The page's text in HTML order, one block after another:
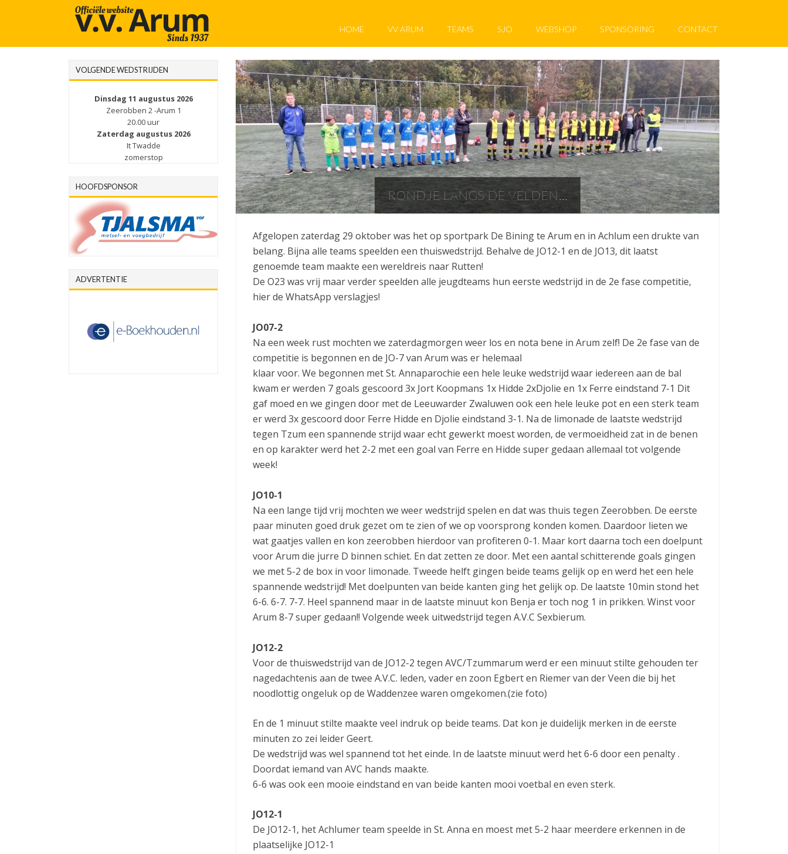
HOME VV ARUM TEAMS SJO WEBSHOP SPONSORING CONTACT
RONDJE LANGS DE VELDEN…
Afgelopen zaterdag 29 oktober was het op sportpark De Bining te Arum en in Achlum een drukte van
belang. Bijna alle teams speelden een thuiswedstrijd. Behalve de JO12-1 en de JO13, dit laatst
genoemde team maakte een wereldreis naar Rutten!
De O23 was vrij maar verder speelden alle jeugdteams hun eerste wedstrijd in de 2e fase competitie,
hier de WhatsApp verslagjes!
JO07-2
Na een week rust mochten we zaterdagmorgen weer los en nota bene in Arum zelf! De 2e fase van de
competitie is begonnen en de JO-7 van Arum was er helemaal
klaar voor. We begonnen met St. Annaparochie een hele leuke wedstrijd waar iedereen aan de bal
kwam er werden 7 goals gescoord 3x Jort Koopmans 1x Hidde 2xDjolie en 1x Ferre eindstand 7-1 Dit
gaf moed en we gingen door met de Leeuwarder Zwaluwen ook een hele leuke pot en een sterk team
er werd 3x gescoord door Ferre Hidde en Djolie eindstand 3-1. Na de limonade de laatste wedstrijd
tegen Tzum een spannende strijd waar echt gewerkt moest worden, de vermoeidheid zat in de benen
en op karakter werd het 2-2 met een goal van Ferre en Hidde super gedaan allemaal tot volgende
week!
JO10-1
Na een lange tijd vrij mochten we weer wedstrijd spelen en dat was thuis tegen Zeerobben. De eerste
paar minuten goed druk gezet om te zien of we op voorsprong konden komen. Daardoor lieten we
wat gaatjes vallen en kon zeerobben hierdoor van profiteren 0-1. Maar kort daarna toch een doelpunt
voor Arum die jurre D binnen schiet. En dat zetten ze door. Met een aantal schitterende goals gingen
we met 5-2 de box in voor limonade. Tweede helft gingen beide teams gelijk op en werd het een hele
spannende wedstrijd! Met doelpunten van beide kanten ging het gelijk op. De laatste 10min stond het
6-6. 6-7. 7-7. Heel spannend maar in de laatste minuut kon Benja er toch nog 1 in prikken. Winst voor
Arum 8-7 super gedaan!! Volgende week uitwedstrijd tegen A.V.C Sexbierum.
JO12-2
Voor de thuiswedstrijd van de JO12-2 tegen AVC/Tzummarum werd er een minuut stilte gehouden ter
nagedachtenis aan de twee A.V.C. leden, vader en zoon Egbert en Riemer van der Veen die bij het
noodlottig ongeluk op de Waddenzee waren omgekomen.(zie foto)
En de 1 minuut stilte maakte veel indruk op beide teams. Dat kon je duidelijk merken in de eerste
minuten zo zei leider Geert.
De wedstrijd was wel spannend tot het einde. In de laatste minuut werd het 6-6 door een penalty .
Doordat iemand van AVC hands maakte.
6-6 was ook een mooie eindstand en van beide kanten mooi voetbal en even sterk.
JO12-1
De JO12-1, het Achlumer team speelde in St. Anna en moest met 5-2 haar meerdere erkennen in de
plaatselijke JO12-1
VOLGENDE WEDSTRIJDEN
Dinsdag 11 augustus 2026
Zeerobben 2 -Arum 1
20.00 uur
Zaterdag augustus 2026
It Twadde
zomerstop
HOOFDSPONSOR
ADVERTENTIE